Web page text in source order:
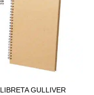
LIBRETA GULLIVER